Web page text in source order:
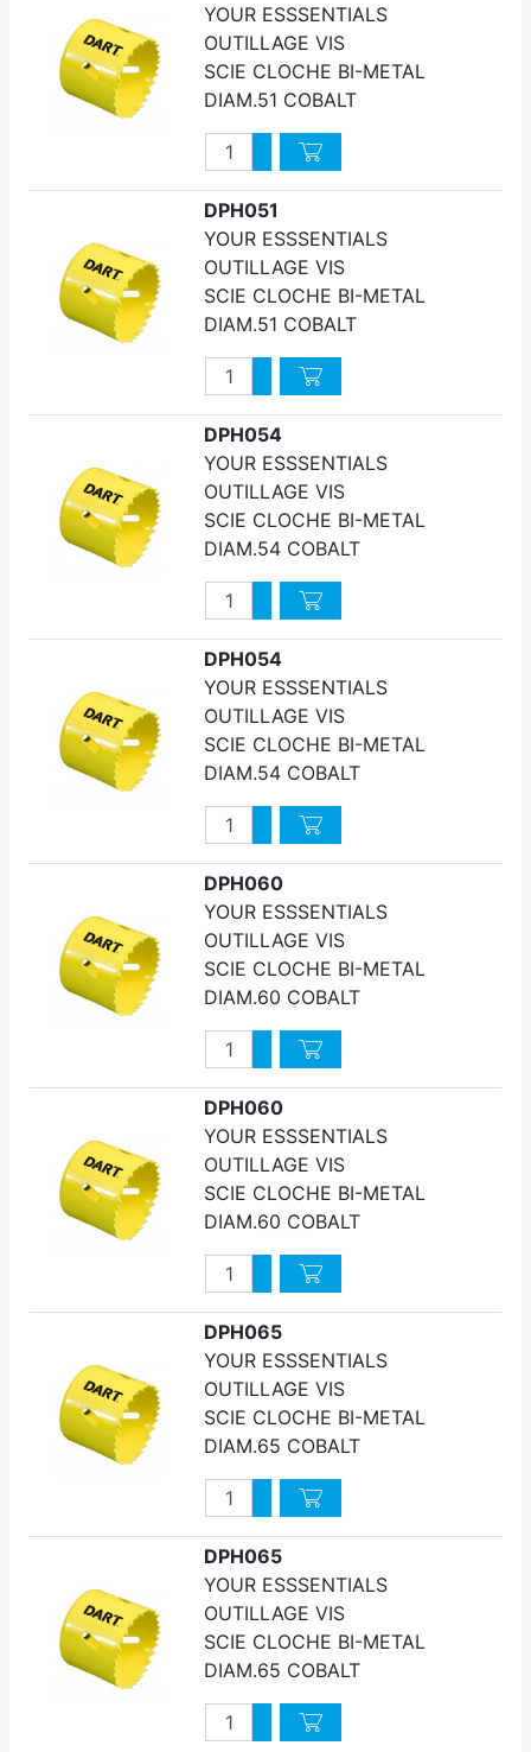
YOUR ESSSENTIALS
OUTILLAGE VIS
SCIE CLOCHE BI-METAL
DIAM.51 COBALT
QuantitéAugmenter quantité
Diminuer quantité
DPH051
YOUR ESSSENTIALS
OUTILLAGE VIS
SCIE CLOCHE BI-METAL
DIAM.51 COBALT
QuantitéAugmenter quantité
Diminuer quantité
DPH054
YOUR ESSSENTIALS
OUTILLAGE VIS
SCIE CLOCHE BI-METAL
DIAM.54 COBALT
QuantitéAugmenter quantité
Diminuer quantité
DPH054
YOUR ESSSENTIALS
OUTILLAGE VIS
SCIE CLOCHE BI-METAL
DIAM.54 COBALT
QuantitéAugmenter quantité
Diminuer quantité
DPH060
YOUR ESSSENTIALS
OUTILLAGE VIS
SCIE CLOCHE BI-METAL
DIAM.60 COBALT
QuantitéAugmenter quantité
Diminuer quantité
DPH060
YOUR ESSSENTIALS
OUTILLAGE VIS
SCIE CLOCHE BI-METAL
DIAM.60 COBALT
QuantitéAugmenter quantité
Diminuer quantité
DPH065
YOUR ESSSENTIALS
OUTILLAGE VIS
SCIE CLOCHE BI-METAL
DIAM.65 COBALT
QuantitéAugmenter quantité
Diminuer quantité
DPH065
YOUR ESSSENTIALS
OUTILLAGE VIS
SCIE CLOCHE BI-METAL
DIAM.65 COBALT
QuantitéAugmenter quantité
Diminuer quantité